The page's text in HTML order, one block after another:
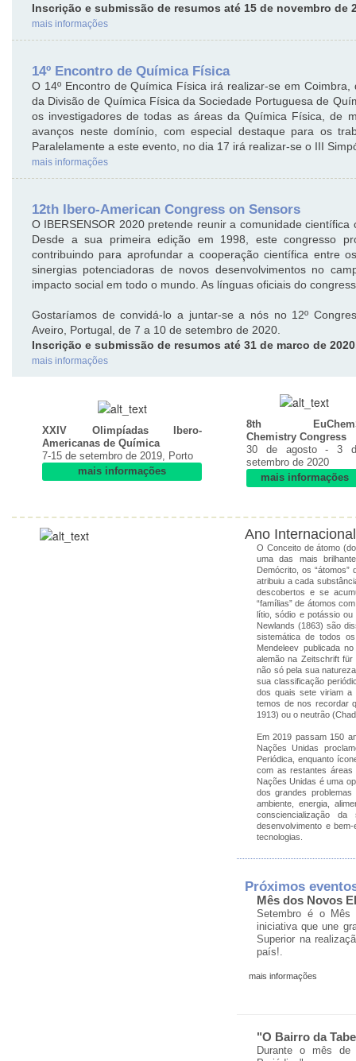
Inscrição e submissão de resumos até 15 de novembro de
mais informações
14º Encontro de Química Física
O 14º Encontro de Química Física irá realizar-se em
da Divisão de Química Física da Sociedade Portuguesa de
os investigadores de todas as áreas da Química Física, de
avanços neste domínio, com especial destaque para os
Paralelamente a este evento, no dia 17 irá realizar-se o III
mais informações
12th Ibero-American Congress on Sensors
O IBERSENSOR 2020 pretende reunir a comunidade
Desde a sua primeira edição em 1998, este congresso
contribuindo para aprofundar a cooperação científica entre
sinergias potenciadoras de novos desenvolvimentos no
impacto social em todo o mundo. As línguas oficiais do
Gostaríamos de convidá-lo a juntar-se a nós no 12º
Aveiro, Portugal, de 7 a 10 de setembro de 2020.
Inscrição e submissão de resumos até 31 de marco de
mais informações
XXIV Olimpíadas Ibero-
Americanas de Química
7-15 de setembro de 2019, Porto
mais informações
8th
Chemistry Congress
30 de agosto - 3
setembro de 2020
mais informações
Ano
O Conceito de átomo
uma das mais
Demócrito, os
atribuiu a cada
descobertos e se
“famílias” de átomos
lítio, sódio e potássio
Newlands (1863) são
sistemática de todos
Mendeleev publicada
alemão na Zeitschrift
não só pela sua
sua classificação
dos quais sete viriam a
temos de nos recordar
1913) ou o neutrão
Em 2019 passam 150
Nações Unidas
Periódica, enquanto
com as restantes áreas
Nações Unidas é uma
dos grandes
ambiente, energia,
consciencialização
desenvolvimento e
tecnologias.
Próximos
Mês dos Novos
Setembro é o Mês
iniciativa que une
Superior na
país!.
mais informações
"O Bairro da
Durante o mês de